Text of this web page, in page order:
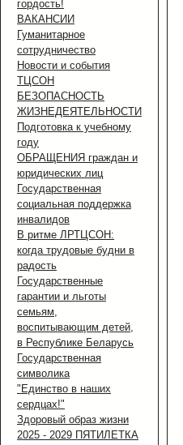
гордость!
ВАКАНСИИ
Гуманитарное
сотрудничество
Новости и события
ТЦСОН
БЕЗОПАСНОСТЬ
ЖИЗНЕДЕЯТЕЛЬНОСТИ
Подготовка к учебному
году
ОБРАЩЕНИЯ граждан и
юридических лиц
Государственная
социальная поддержка
инвалидов
В ритме ЛРТЦСОН:
когда трудовые будни в
радость
Государственные
гарантии и льготы
семьям,
воспитывающим детей,
в Республике Беларусь
Государственная
символика
"Единство в наших
сердцах!"
Здоровый образ жизни
2025 - 2029 ПЯТИЛЕТКА